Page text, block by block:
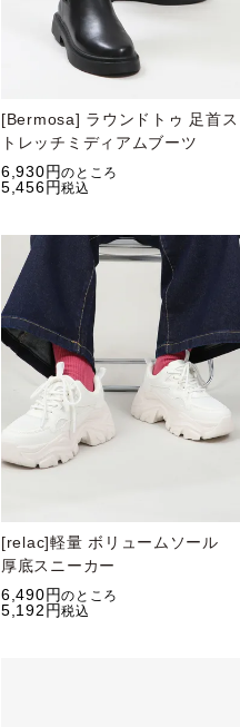
[Bermosa] ラウンドトゥ 足首ス
トレッチミディアムブーツ
6,930
のところ
5,456 税込
[relac]軽量 ボリュームソール
厚底スニーカー
6,490
のところ
5,192 税込